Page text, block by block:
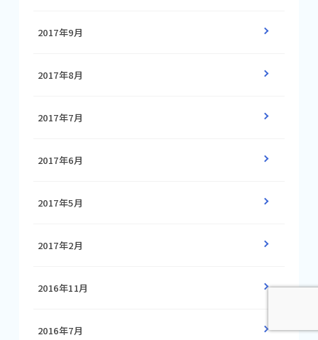
2017年9月
2017年8月
2017年7月
2017年6月
2017年5月
2017年2月
2016年11月
2016年7月